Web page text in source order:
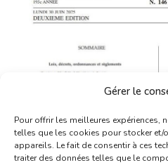
Gérer le
Pour offrir les meilleures
telles que les cookies pour stocker et/
appareils. Le fait de consentir à ces
traiter des données telles que le